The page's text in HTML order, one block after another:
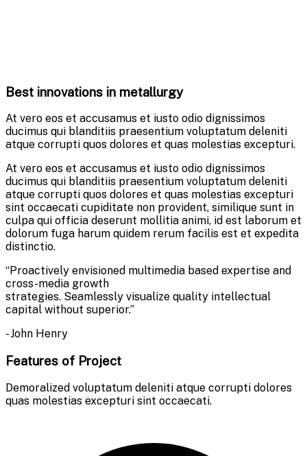
Best innovations in metallurgy
At vero eos et accusamus et iusto odio dignissimos
ducimus qui blanditiis praesentium voluptatum deleniti
atque corrupti quos dolores et quas molestias excepturi.
At vero eos et accusamus et iusto odio dignissimos
ducimus qui blanditiis praesentium voluptatum deleniti
atque corrupti quos dolores et quas molestias excepturi
sint occaecati cupiditate non provident, similique sunt in
culpa qui officia deserunt mollitia animi, id est laborum et
dolorum fuga harum quidem rerum facilis est et expedita
distinctio.
“Proactively envisioned multimedia based expertise and
cross-media growth
strategies. Seamlessly visualize quality intellectual
capital without superior.”
- John Henry
Features of Project
Demoralized voluptatum deleniti atque corrupti dolores
quas molestias excepturi sint occaecati.